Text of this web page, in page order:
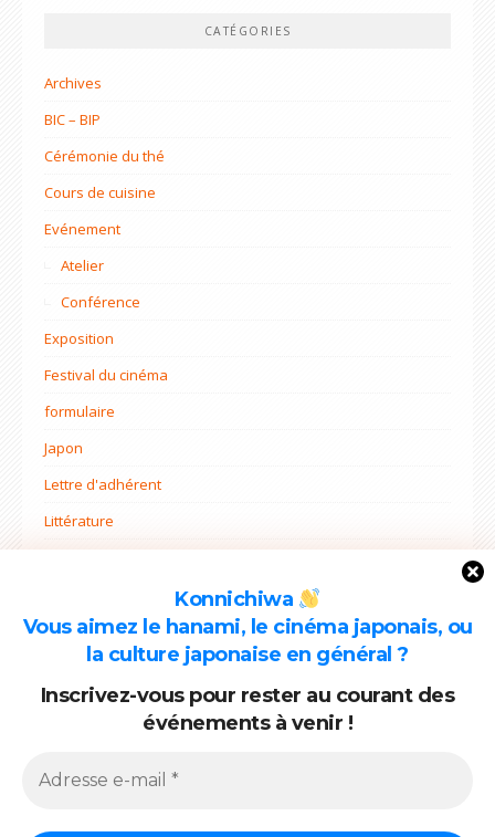
Konnichiwa
Vous aimez le hanami, le cinéma japonais, ou
la culture japonaise en général ?
Inscrivez-vous pour rester au courant des
événements à venir !
CATÉGORIES
Archives
BIC – BIP
Cérémonie du thé
Cours de cuisine
Evénement
Atelier
Conférence
Exposition
Festival du cinéma
formulaire
Japon
Lettre d'adhérent
Littérature
Projets
Rentrée
ARCHIVES
Archives